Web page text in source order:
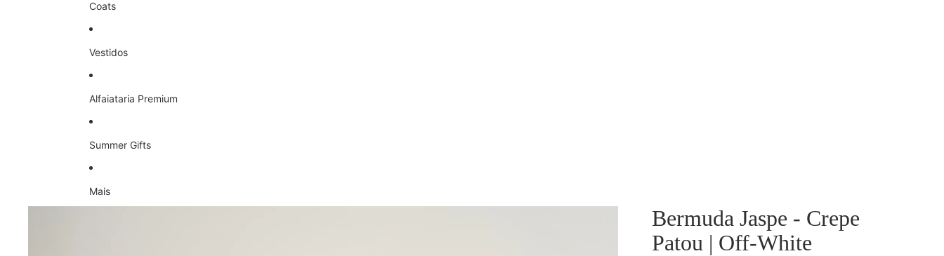
Coats
Vestidos
Alfaiataria Premium
Summer Gifts
Mais
Bermuda Jaspe - Crepe
Patou | Off-White